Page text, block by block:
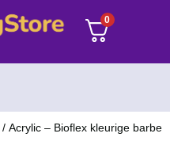
0
/ Acrylic – Bioflex kleurige barbell